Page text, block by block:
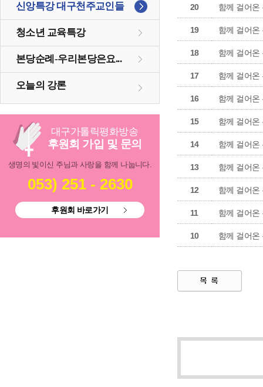
신앙특강 대구천주교인들
청소년 교육특강
본당순례-우리본당은요...
오늘의 강론
대구가톨릭평화방송
후원회 가입 및 문의
생명의 빛이신 주님과 사랑을 함께 나눕니다.
053) 251 - 2630
후원회 바로가기
20 함께 걸어온
19 함께 걸어온
18 함께 걸어온
17 함께 걸어온
16 함께 걸어온
15 함께 걸어온
14 함께 걸어온
13 함께 걸어온
12 함께 걸어온
11 함께 걸어온
10 함께 걸어온